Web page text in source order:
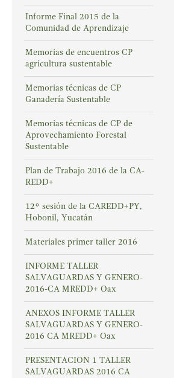
Informe Final 2015 de la
Comunidad de Aprendizaje
Memorias de encuentros CP
agricultura sustentable
Memorias técnicas de CP
Ganadería Sustentable
Memorias técnicas de CP de
Aprovechamiento Forestal
Sustentable
Plan de Trabajo 2016 de la CA-
REDD+
12° sesión de la CAREDD+PY,
Hobonil, Yucatán
Materiales primer taller 2016
INFORME TALLER
SALVAGUARDAS Y GENERO-
2016-CA MREDD+ Oax
ANEXOS INFORME TALLER
SALVAGUARDAS Y GENERO-
2016 CA MREDD+ Oax
PRESENTACION 1 TALLER
SALVAGUARDAS 2016 CA